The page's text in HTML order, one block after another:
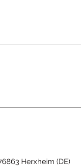
Herxheim (DE)